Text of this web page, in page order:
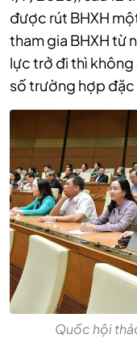
được rút BHXH
tham gia BHXH từ
lực trở đi thì
số trường hợp
Quốc hội